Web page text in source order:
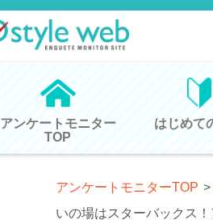
アンケートモニター
TOP
はじめて
アンケートモニターTOP >
いの場はスターバックス